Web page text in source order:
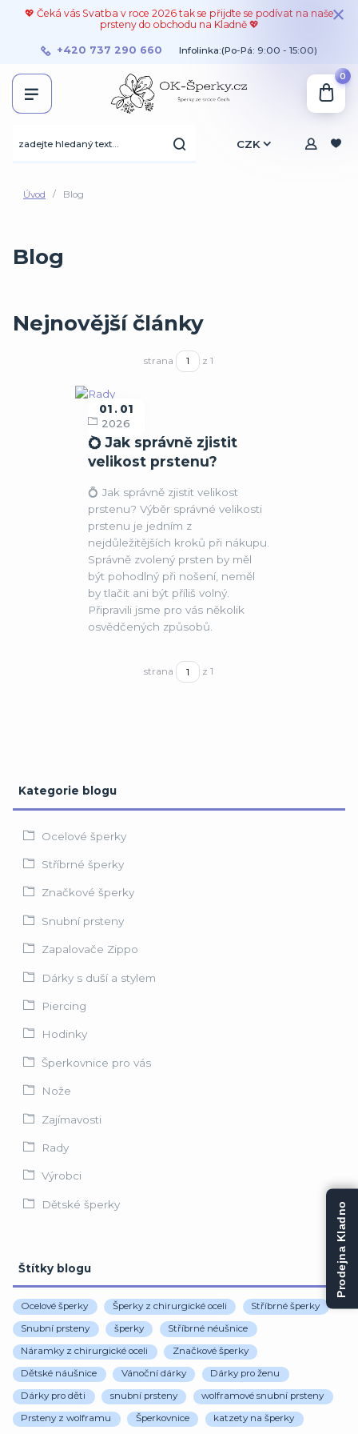
💖 Čeká vás Svatba v roce 2026 tak se přijďte se podívat na naše
prsteny do obchodu na Kladně 💖
CZK
+420 737 290 660 Infolinka:(Po-Pá: 9:00 - 15:00)
0
Úvod Blog
Kategorie blogu
Ocelové šperky
Stříbrné šperky
Značkové šperky
Snubní prsteny
Zapalovače Zippo
Dárky s duší a stylem
Piercing
Hodinky
Šperkovnice pro vás
Nože
Zajímavosti
Rady
Výrobci
Dětské šperky
Štítky blogu
Ocelové šperky Šperky z chirurgické oceli Stříbrné šperky
Snubní prsteny šperky Stříbrné néušnice
Náramky z chirurgické oceli Značkové šperky
Dětské náušnice Vánoční dárky Dárky pro ženu
Dárky pro děti snubní prsteny wolframové snubní prsteny
Prsteny z wolframu Šperkovnice katzety na šperky
Blog
Nejnovější články
strana z 1
💍 Jak správně zjistit
velikost prstenu?
01
01
2026
Rady
💍 Jak správně zjistit velikost
prstenu? Výběr správné velikosti
prstenu je jedním z
nejdůležitějších kroků při nákupu.
Správně zvolený prsten by měl
být pohodlný při nošení, neměl
by tlačit ani být příliš volný.
Připravili jsme pro vás několik
osvědčených způsobů.
strana z 1
Prodejna Kladno